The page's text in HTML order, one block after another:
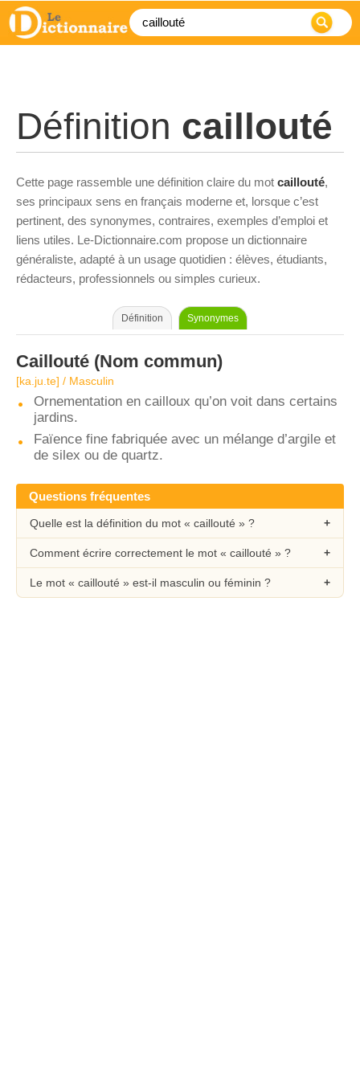
Définition caillouté
Cette page rassemble une définition claire du mot caillouté,
ses principaux sens en français moderne et, lorsque c’est
pertinent, des synonymes, contraires, exemples d’emploi et
liens utiles. Le-Dictionnaire.com propose un dictionnaire
généraliste, adapté à un usage quotidien : élèves, étudiants,
rédacteurs, professionnels ou simples curieux.
Définition Synonymes
Caillouté (Nom commun)
[ka.ju.te] / Masculin
Ornementation en cailloux qu’on voit dans certains
jardins.
Faïence fine fabriquée avec un mélange d’argile et
de silex ou de quartz.
Questions fréquentes
Quelle est la définition du mot « caillouté » ?
Comment écrire correctement le mot « caillouté » ?
Le mot « caillouté » est-il masculin ou féminin ?